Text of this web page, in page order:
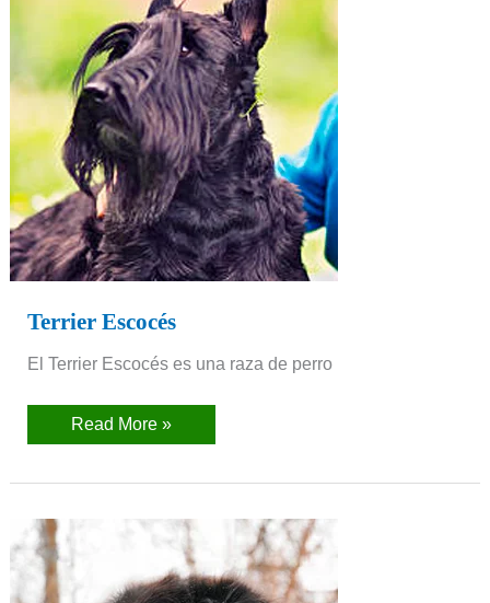
Terrier Escocés
El Terrier Escocés es una raza de perro
Read More »
Terranova